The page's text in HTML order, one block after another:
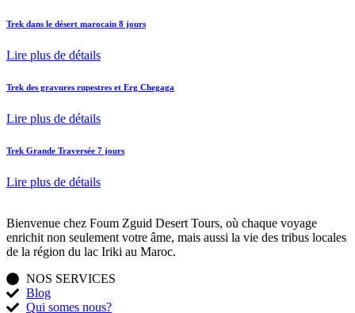
Trek dans le désert marocain 8 jours
Lire plus de détails
Trek des gravures rupestres et Erg Chegaga
Lire plus de détails
Trek Grande Traversée 7 jours
Lire plus de détails
Bienvenue chez Foum Zguid Desert Tours, où chaque voyage
enrichit non seulement votre âme, mais aussi la vie des tribus locales
de la région du lac Iriki au Maroc.
NOS SERVICES
Blog
Qui somes nous?